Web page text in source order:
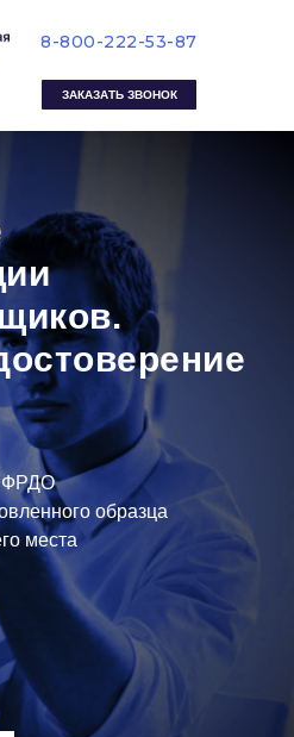
ЗАКАЗАТЬ ЗВОНОК
8-800-222-53-87
ФРДО
образца
места